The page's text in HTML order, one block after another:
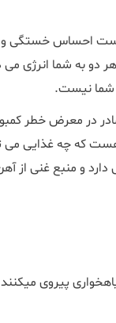
است احساس
دو به شما انرژی
شما نیست.
هست که چه غذایی
و منبع غنی از
پیروی